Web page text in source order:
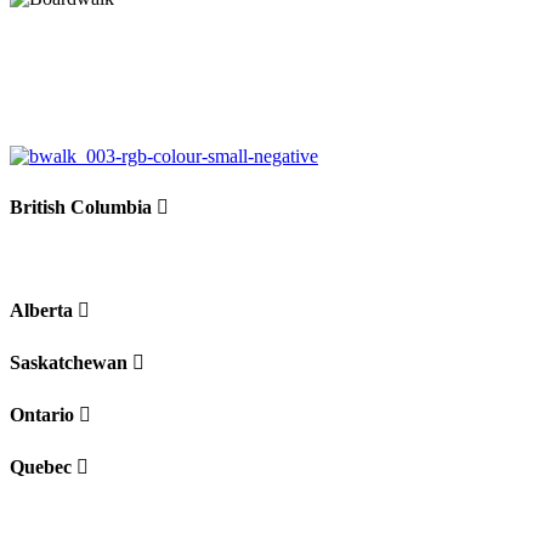
British Columbia
Alberta
Saskatchewan
Ontario
Quebec